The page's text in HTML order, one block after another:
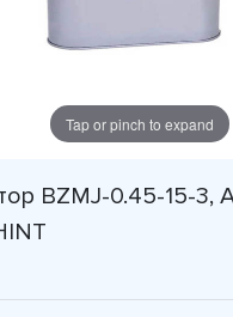
Tap or pinch to expand
BZMJ-0.45-15-3,